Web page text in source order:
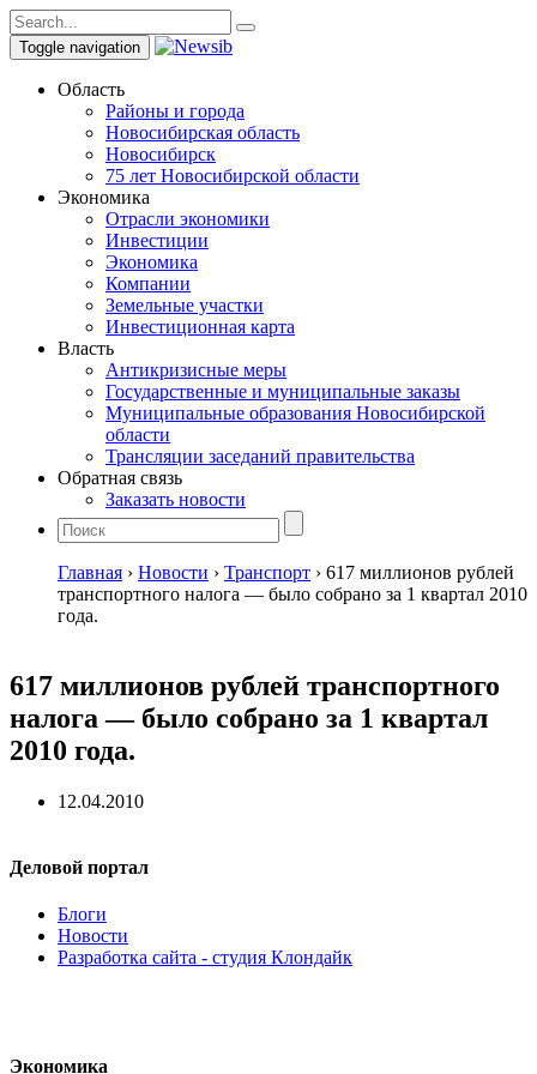
Toggle navigation
Область
Районы и города
Новосибирская область
Новосибирск
75 лет Новосибирской области
Экономика
Отрасли экономики
Инвестиции
Экономика
Компании
Земельные участки
Инвестиционная карта
Власть
Антикризисные меры
Государственные и муниципальные заказы
Муниципальные образования Новосибирской
области
Трансляции заседаний правительства
Обратная связь
Заказать новости
Главная › Новости › Транспорт › 617 миллионов рублей
транспортного налога — было собрано за 1 квартал 2010
года.
617 миллионов рублей транспортного
налога — было собрано за 1 квартал
2010 года.
12.04.2010
Деловой портал
Блоги
Новости
Разработка сайта - студия Клондайк
Экономика